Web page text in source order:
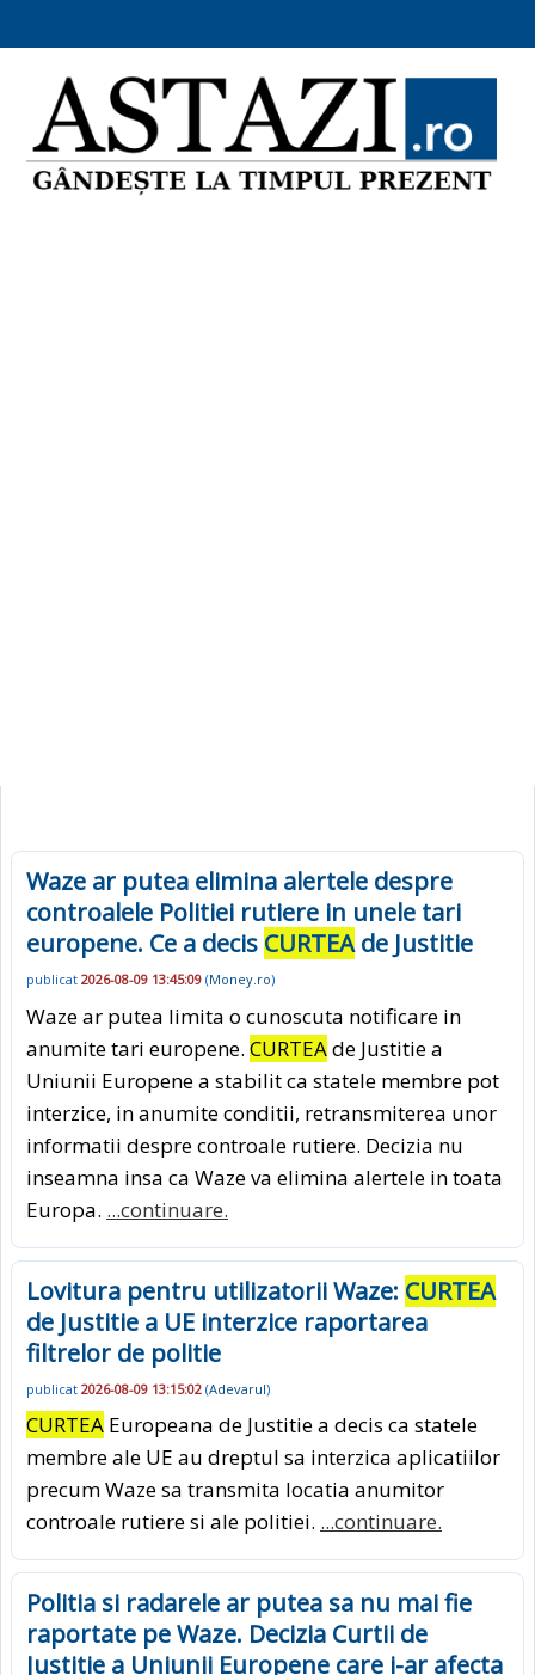
Waze ar putea elimina alertele despre
controalele Politiei rutiere in unele tari
europene. Ce a decis CURTEAde Justitie
publicat 2026-08-09 13:45:09 (Money.ro)
Waze ar putea limita o cunoscuta notificare in
anumite tari europene. CURTEAde Justitie a
Uniunii Europene a stabilit ca statele membre pot
interzice, in anumite conditii, retransmiterea unor
informatii despre controale rutiere. Decizia nu
inseamna insa ca Waze va elimina alertele in toata
Europa. ...continuare.
Lovitura pentru utilizatorii Waze: CURTEA
de Justitie a UE interzice raportarea
filtrelor de politie
publicat 2026-08-09 13:15:02 (Adevarul)
CURTEA Europeana de Justitie a decis ca statele
membre ale UE au dreptul sa interzica aplicatiilor
precum Waze sa transmita locatia anumitor
controale rutiere si ale politiei. ...continuare.
Politia si radarele ar putea sa nu mai fie
raportate pe Waze. Decizia Curtii de
Justitie a Uniunii Europene care i-ar afecta